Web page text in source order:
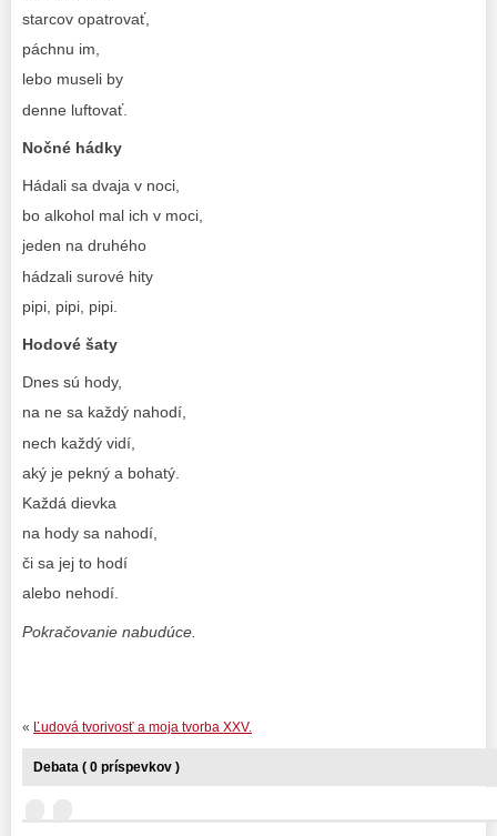
starcov opatrovať,
páchnu im,
lebo museli by
denne luftovať.
Nočné hádky
Hádali sa dvaja v noci,
bo alkohol mal ich v moci,
jeden na druhého
hádzali surové hity
pipi, pipi, pipi.
Hodové šaty
Dnes sú hody,
na ne sa každý nahodí,
nech každý vidí,
aký je pekný a bohatý.
Každá dievka
na hody sa nahodí,
či sa jej to hodí
alebo nehodí.
Pokračovanie nabudúce.
« Ľudová tvorivosť a moja tvorba XXV.
Debata ( 0 príspevkov )